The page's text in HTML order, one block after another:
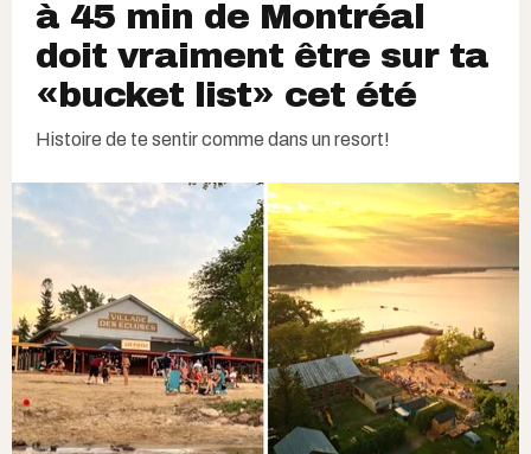
à 45 min de Montréal
doit vraiment être sur ta
«bucket list» cet été
Histoire de te sentir comme dans un resort!